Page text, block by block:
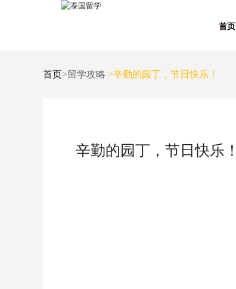
首页
首页>留学攻略 >辛勤的园丁，节日快乐！
辛勤的园丁，节日快乐！